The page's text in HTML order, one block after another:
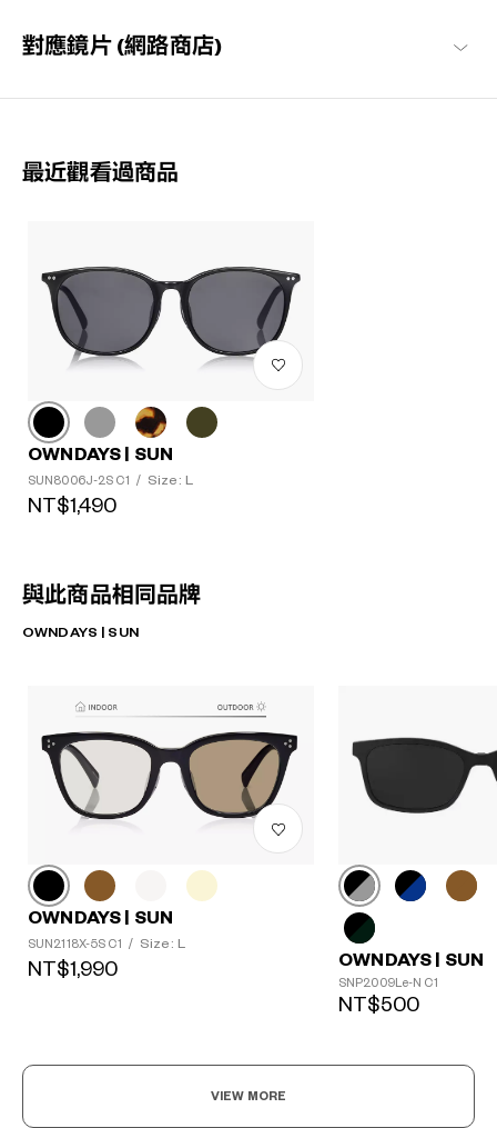
對應鏡片 (網路商店)
最近觀看過商品
OWNDAYS | SUN
SUN8006J-2S C1 / Size: L
NT$1,490
與此商品相同品牌
OWNDAYS | SUN
OWNDAYS | SUN
SUN2118X-5S C1 / Size: L
NT$1,990 OWNDAYS | SUN
SNP2009Le-N C1
NT$500
VIEW MORE